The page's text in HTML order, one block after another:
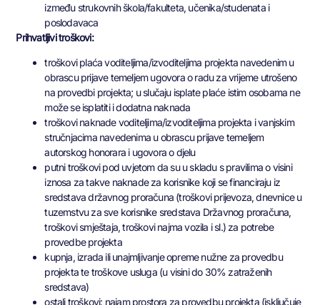
između strukovnih škola/fakulteta, učenika/studenata i
poslodavaca
Prihvatljivi troškovi:
troškovi plaća voditeljima/izvoditeljima projekta navedenim u
obrascu prijave temeljem ugovora o radu za vrijeme utrošeno
na provedbi projekta; u slučaju isplate plaće istim osobama ne
može se isplatiti i dodatna naknada
troškovi naknade voditeljima/izvoditeljima projekta i vanjskim
stručnjacima navedenima u obrascu prijave temeljem
autorskog honorara i ugovora o djelu
putni troškovi pod uvjetom da su u skladu s pravilima o visini
iznosa za takve naknade za korisnike koji se financiraju iz
sredstava državnog proračuna (troškovi prijevoza, dnevnice u
tuzemstvu za sve korisnike sredstava Državnog proračuna,
troškovi smještaja, troškovi najma vozila i sl.) za potrebe
provedbe projekta
kupnja, izrada ili unajmljivanje opreme nužne za provedbu
projekta te troškove usluga (u visini do 30% zatraženih
sredstava)
ostali troškovi: najam prostora za provedbu projekta (isključuje